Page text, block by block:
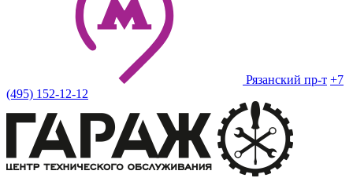
Рязанский пр-т +7
(495) 152-12-12